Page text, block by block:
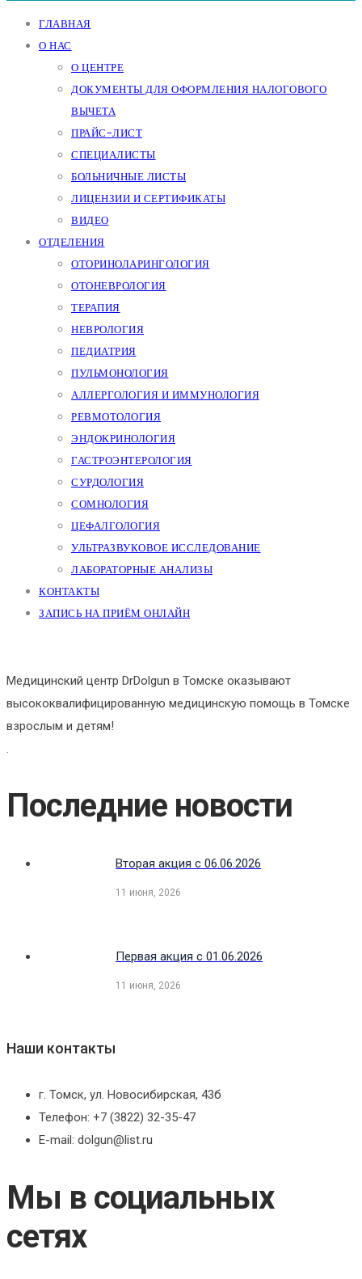
ГЛАВНАЯ
О НАС
О ЦЕНТРЕ
ДОКУМЕНТЫ ДЛЯ ОФОРМЛЕНИЯ НАЛОГОВОГО
ВЫЧЕТА
ПРАЙС-ЛИСТ
СПЕЦИАЛИСТЫ
БОЛЬНИЧНЫЕ ЛИСТЫ
ЛИЦЕНЗИИ И СЕРТИФИКАТЫ
ВИДЕО
ОТДЕЛЕНИЯ
ОТОРИНОЛАРИНГОЛОГИЯ
ОТОНЕВРОЛОГИЯ
ТЕРАПИЯ
НЕВРОЛОГИЯ
ПЕДИАТРИЯ
ПУЛЬМОНОЛОГИЯ
АЛЛЕРГОЛОГИЯ И ИММУНОЛОГИЯ
РЕВМОТОЛОГИЯ
ЭНДОКРИНОЛОГИЯ
ГАСТРОЭНТЕРОЛОГИЯ
СУРДОЛОГИЯ
СОМНОЛОГИЯ
ЦЕФАЛГОЛОГИЯ
УЛЬТРАЗВУКОВОЕ ИССЛЕДОВАНИЕ
ЛАБОРАТОРНЫЕ АНАЛИЗЫ
КОНТАКТЫ
ЗАПИСЬ НА ПРИЁМ ОНЛАЙН
Медицинский центр DrDolgun в Томске оказывают
высококвалифицированную медицинскую помощь в Томске
взрослым и детям!
.
Последние новости
Вторая акция с 06.06.2026
11 июня, 2026
Первая акция с 01.06.2026
11 июня, 2026
Наши контакты
г. Томск, ул. Новосибирская, 43б
Телефон: +7 (3822) 32-35-47
E-mail: dolgun@list.ru
Мы в социальных
сетях